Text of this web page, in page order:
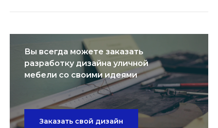
Вы всегда можете заказать
разработку дизайна уличной
мебели со своими идеями
Заказать свой дизайн